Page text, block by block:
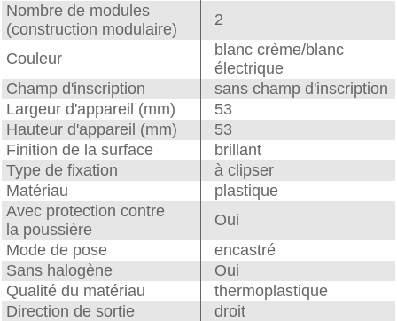
Nombre de modules
(construction modulaire)
2
Couleur
blanc crème/blanc
électrique
Champ d'inscription
sans champ d'inscription
Largeur d'appareil (mm)
53
Hauteur d'appareil (mm)
53
Finition de la surface
brillant
Type de fixation
à clipser
Matériau
plastique
Avec protection contre
la poussière
Oui
Mode de pose
encastré
Sans halogène
Oui
Qualité du matériau
thermoplastique
Direction de sortie
droit